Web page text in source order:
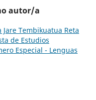
autor/a
Jare Tembikuatua Reta
de Estudios
Especial - Lenguas